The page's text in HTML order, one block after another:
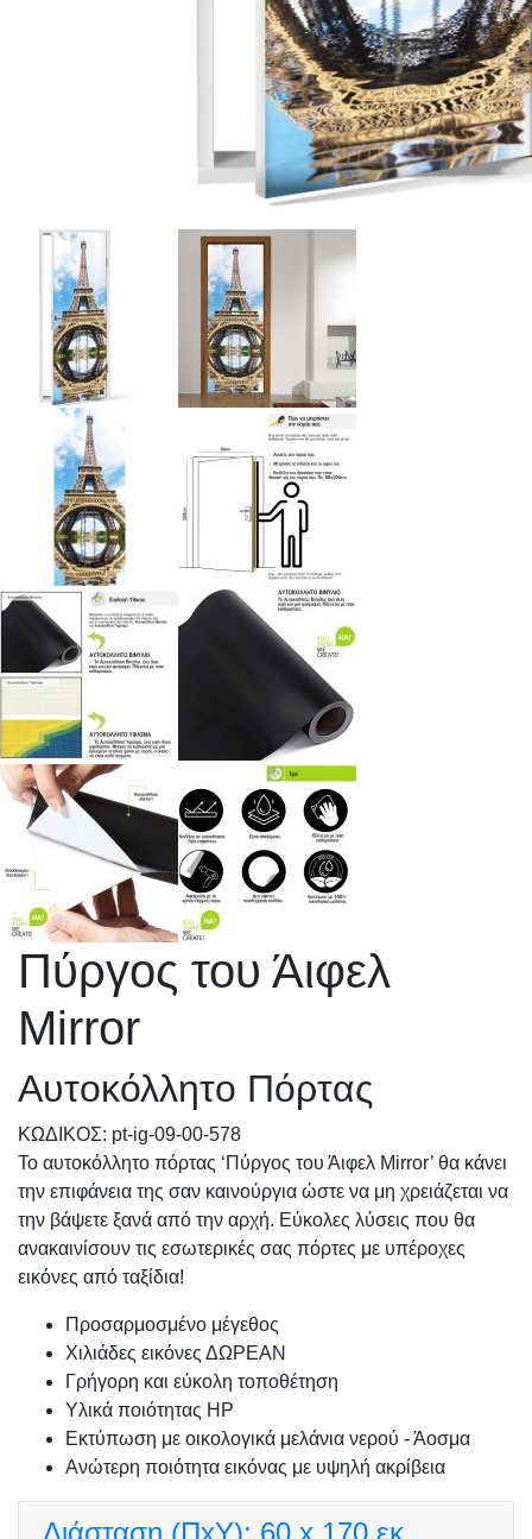
Πύργος του Άιφελ
Mirror
Αυτοκόλλητο Πόρτας
KΩΔΙΚΟΣ: pt-ig-09-00-578
Το αυτοκόλλητο πόρτας ‘Πύργος του Άιφελ Mirror’ θα κάνει
την επιφάνεια της σαν καινούργια ώστε να μη χρειάζεται να
την βάψετε ξανά από την αρχή. Εύκολες λύσεις που θα
ανακαινίσουν τις εσωτερικές σας πόρτες με υπέροχες
εικόνες από ταξίδια!
Προσαρμοσμένo μέγεθος
Χιλιάδες εικόνες ΔΩΡΕΑΝ
Γρήγορη και εύκολη τοποθέτηση
Υλικά ποιότητας HP
Εκτύπωση με οικολογικά μελάνια νερού - Άοσμα
Ανώτερη ποιότητα εικόνας με υψηλή ακρίβεια
Διάσταση (ΠxΥ): 60 x 170 εκ.